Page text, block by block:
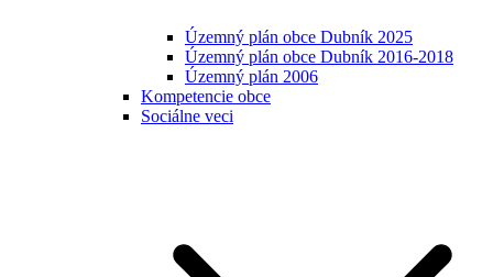
Územný plán obce Dubník 2025
Územný plán obce Dubník 2016-2018
Územný plán 2006
Kompetencie obce
Sociálne veci